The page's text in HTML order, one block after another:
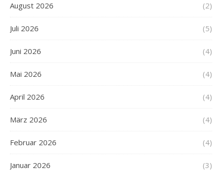
August 2026 (2)
Juli 2026 (5)
Juni 2026 (4)
Mai 2026 (4)
April 2026 (4)
März 2026 (4)
Februar 2026 (4)
Januar 2026 (3)